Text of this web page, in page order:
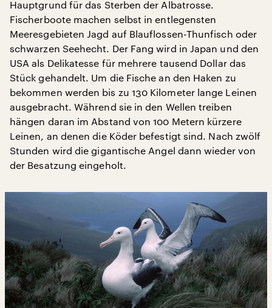
Hauptgrund für das Sterben der Albatrosse.
Fischerboote machen selbst in entlegensten
Meeresgebieten Jagd auf Blauflossen-Thunfisch oder
schwarzen Seehecht. Der Fang wird in Japan und den
USA als Delikatesse für mehrere tausend Dollar das
Stück gehandelt. Um die Fische an den Haken zu
bekommen werden bis zu 130 Kilometer lange Leinen
ausgebracht. Während sie in den Wellen treiben
hängen daran im Abstand von 100 Metern kürzere
Leinen, an denen die Köder befestigt sind. Nach zwölf
Stunden wird die gigantische Angel dann wieder von
der Besatzung eingeholt.